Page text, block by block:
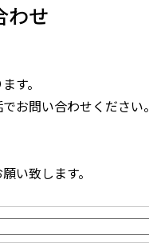
わせ
す。
お問い合わせください。
い致します。